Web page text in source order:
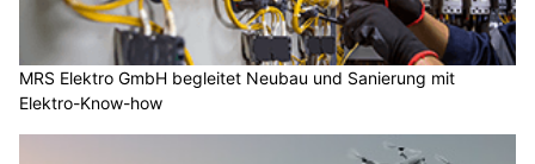
MRS Elektro GmbH begleitet Neubau und Sanierung mit
Elektro-Know-how